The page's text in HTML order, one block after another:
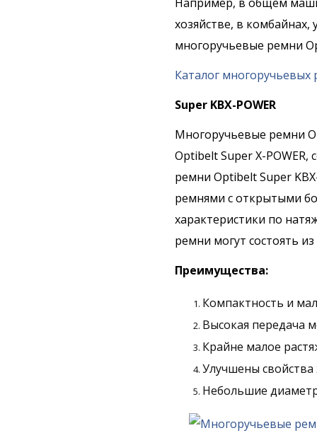
хозяйстве, в
многоручьевые ремни
Каталог многоручьевых
Super KBX-POWER
Многоручьевые ремни
Optibelt Super X-
ремни Optibelt Super
ремнями с открытыми
характеристики по
ремни могут состоять
Преимущества:
Компактность и
Высокая передача
Крайне малое
Улучшены свойства
Небольшие